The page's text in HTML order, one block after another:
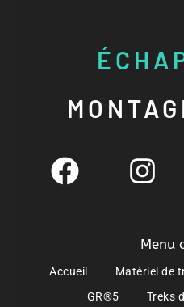
Menu
Accueil Matériel de
GR®5
Treks